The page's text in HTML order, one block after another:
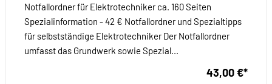
Notfallordner für Elektrotechniker ca. 160 Seiten
Spezialinformation - 42 € Notfallordner und Spezialtipps
für selbstständige Elektrotechniker Der Notfallordner
umfasst das Grundwerk sowie Spezial...
43,00 €*